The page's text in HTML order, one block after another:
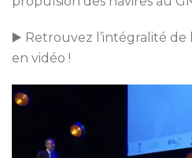
▶️ Retrouvez l’intégralité de
en vidéo !